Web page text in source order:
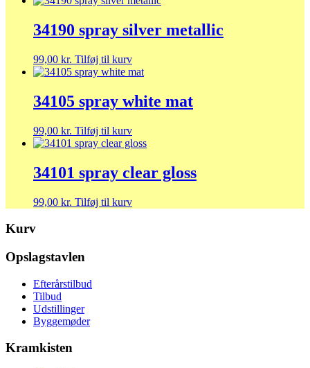
34190 spray silver metallic
99,00 kr. Tilføj til kurv
34105 spray white mat
99,00 kr. Tilføj til kurv
34101 spray clear gloss
99,00 kr. Tilføj til kurv
Kurv
Opslagstavlen
Efterårstilbud
Tilbud
Udstillinger
Byggemøder
Kramkisten